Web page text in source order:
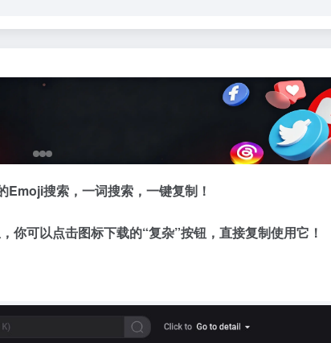
搜索，一词搜索，一键复制！
可以点击图标下载的“复杂”按钮，直接复制使用它！